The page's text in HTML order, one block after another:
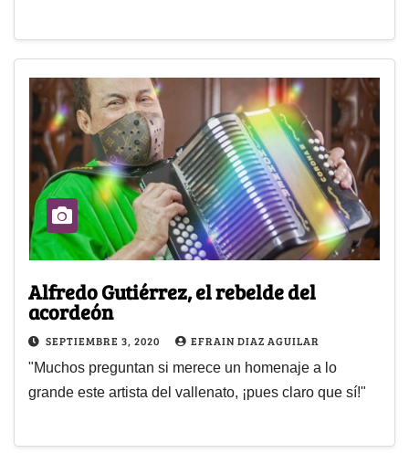
Alfredo Gutiérrez, el rebelde del
acordeón
SEPTIEMBRE 3, 2020 EFRAIN DIAZ AGUILAR
"Muchos preguntan si merece un homenaje a lo
grande este artista del vallenato, ¡pues claro que sí!"